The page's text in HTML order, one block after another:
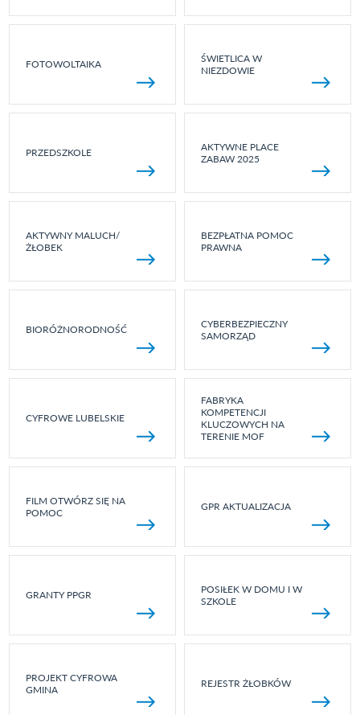
FOTOWOLTAIKA
ŚWIETLICA W
NIEZDOWIE
PRZEDSZKOLE
AKTYWNE PLACE
ZABAW 2025
AKTYWNY MALUCH/
ŻŁOBEK
BEZPŁATNA POMOC
PRAWNA
BIORÓŻNORODNOŚĆ
CYBERBEZPIECZNY
SAMORZĄD
CYFROWE LUBELSKIE
FABRYKA
KOMPETENCJI
KLUCZOWYCH NA
TERENIE MOF
FILM OTWÓRZ SIĘ NA
POMOC
GPR AKTUALIZACJA
GRANTY PPGR
POSIŁEK W DOMU I W
SZKOLE
PROJEKT CYFROWA
GMINA
REJESTR ŻŁOBKÓW